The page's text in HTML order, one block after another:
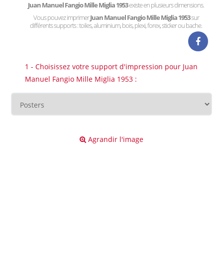
Juan Manuel Fangio Mille Miglia 1953existe en plusieurs dimensions.
Vous pouvez imprimerJuan Manuel Fangio Mille Miglia 1953sur
différents supports : toiles, aluminium, bois, plexi, forex, sticker ou bache.
1 - Choisissez votre support d'impression pour Juan
Manuel Fangio Mille Miglia 1953 :
Agrandir l'image